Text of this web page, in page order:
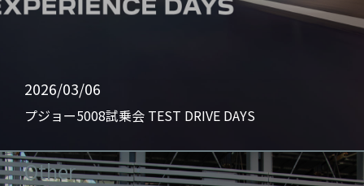
2026/03/06
プジョー5008試乗会 TEST DRIVE DAYS
Other